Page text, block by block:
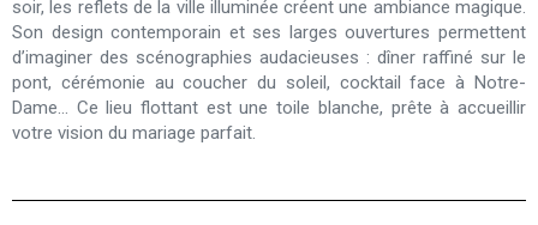
soir, les reflets de la ville illuminée créent une ambiance magique.
Son design contemporain et ses larges ouvertures permettent
d’imaginer des scénographies audacieuses : dîner raffiné sur le
pont, cérémonie au coucher du soleil, cocktail face à Notre-
Dame… Ce lieu flottant est une toile blanche, prête à accueillir
votre vision du mariage parfait.